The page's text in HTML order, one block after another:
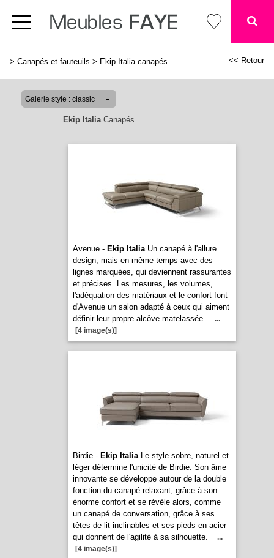
> Canapés et fauteuils > Ekip Italia canapés << Retour
Ekip ItaliaCanapés
Avenue - Ekip ItaliaUn canapé à l'allure
design, mais en même temps avec des
lignes marquées, qui deviennent rassurantes
et précises. Les mesures, les volumes,
l'adéquation des matériaux et le confort font
d'Avenue un salon adapté à ceux qui aiment
définir leur propre alcôve matelassée.
...
[4 image(s)]
Birdie - Ekip ItaliaLe style sobre, naturel et
léger détermine l'unicité de Birdie. Son âme
innovante se développe autour de la double
fonction du canapé relaxant, grâce à son
énorme confort et se révèle alors, comme
un canapé de conversation, grâce à ses
têtes de lit inclinables et ses pieds en acier
qui donnent de l'agilité à sa silhouette.
...
[4 image(s)]